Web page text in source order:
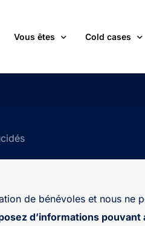
Vous êtes
passionné(e) par les cold cases
un futur adhérent ou bénévole
journaliste
Cold cases
de bénévoles et nous ne
d’informations pouvant